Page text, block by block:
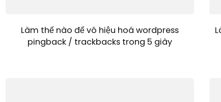
Làm thế nào để vô hiệu hoá wordpress
pingback / trackbacks trong 5 giây